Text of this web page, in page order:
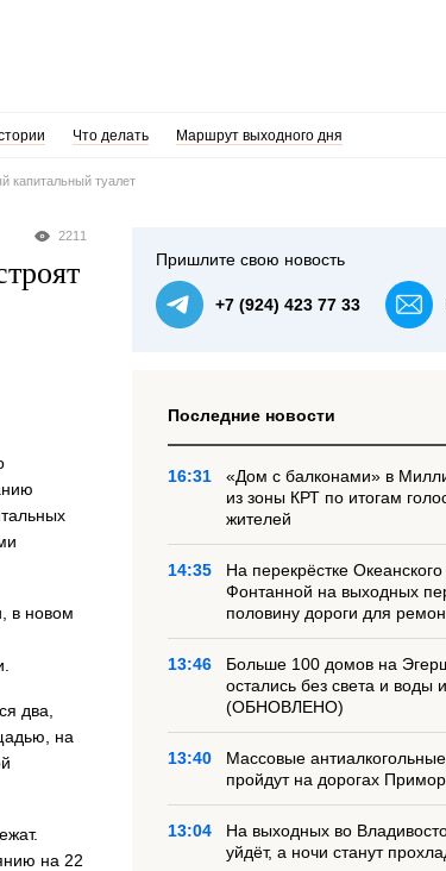
Что делать Маршрут выходного дня
капитальный туалет
2211
в новом
два,
на
на 22
Пришлите свою новость
+7 (924) 423 77 33
Последние новости
16:31
«Дом с балконами» в
из зоны КРТ по итогам
жителей
14:35
На перекрёстке
Фонтанной на выходных
половину дороги для
13:46
Больше 100 домов на
остались без света и воды
(ОБНОВЛЕНО)
13:40
Массовые
пройдут на дорогах
13:04
На выходных во
уйдёт, а ночи станут